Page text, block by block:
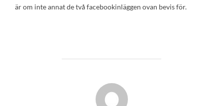
är om inte annat de två facebookinläggen ovan bevis för.
INLÄGGSFÖRFATTARE